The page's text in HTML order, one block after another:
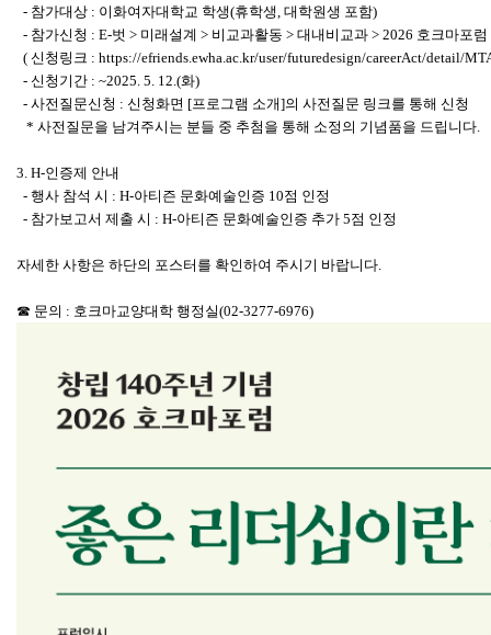
- 참가대상 : 이화여자대학교 학생(휴학생 대학원생 포함)
- 참가신청 : E-벗 > 미래설계 > 비교과활동 > 대내비교과 > 2026 호크마포럼
( 신청링크 : https://efriends.ewha.ac.kr/user/futuredesign/careerAct/detail/
- 신청기간 : ~2025. 5. 12.(화)
- 사전질문신청 : 신청화면 [프로그램 소개]의 사전질문 링크를 통해 신청
* 사전질문을 남겨주시는 분들 중 추첨을 통해 소정의 기념품을 드립니다
3. H-인증제 안내
- 행사 참석 시 : H-아티즌 문화예술인증 10점 인정
- 참가보고서 제출 시 : H-아티즌 문화예술인증 추가 5점 인정
자세한 사항은 하단의 포스터를 확인하여 주시기 바랍니다
☎ 문의 : 호크마교양대학 행정실(02-3277-6976)